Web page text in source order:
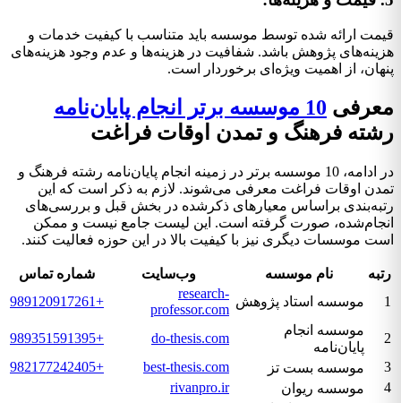
قیمت ارائه شده توسط موسسه باید متناسب با کیفیت خدمات و
هزینه‌های پژوهش باشد. شفافیت در هزینه‌ها و عدم وجود هزینه‌های
پنهان، از اهمیت ویژه‌ای برخوردار است.
معرفی 10 موسسه برتر انجام پایان‌نامه
رشته فرهنگ و تمدن اوقات فراغت
در ادامه، 10 موسسه برتر در زمینه انجام پایان‌نامه رشته فرهنگ و
تمدن اوقات فراغت معرفی می‌شوند. لازم به ذکر است که این
رتبه‌بندی براساس معیارهای ذکرشده در بخش قبل و بررسی‌های
انجام‌شده، صورت گرفته است. این لیست جامع نیست و ممکن
است موسسات دیگری نیز با کیفیت بالا در این حوزه فعالیت کنند.
رتبه نام موسسه وب‌سایت
شماره تماس
1
موسسه استاد پژوهش
research-
professor.com
+989120917261
2
موسسه انجام
پایان‌نامه
do-thesis.com
+989351591395
3
موسسه بست تز best-thesis.com
+982177242405
4
موسسه ریوان
rivanpro.ir